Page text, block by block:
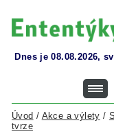
Dnes je 08.08.2026,
Úvod / Akce a výlety /
tvrze